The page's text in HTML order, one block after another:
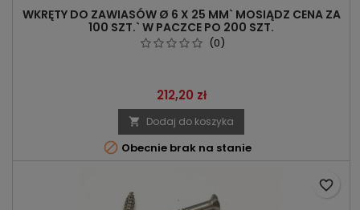
WKRĘTY DO ZAWIASÓW Ø 6 X 25 MM` MOSIĄDZ CENA ZA
100 SZT.` W PACZCE PO 200 SZT.
(0)
Cena
212,20 zł
 Dodaj do koszyka
 Obecnie brak na stanie
favorite_border